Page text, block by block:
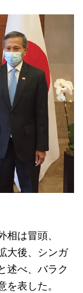
は冒頭、
大後、シンガ
述べ、バラク
を表した。